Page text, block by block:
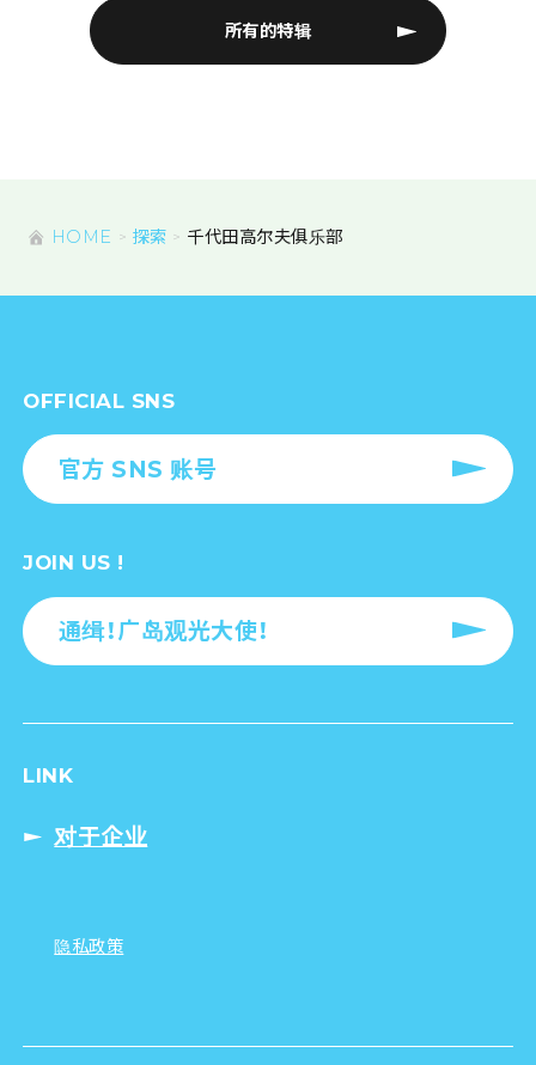
所有的特辑
HOME 探索 千代田高尔夫俱乐部
OFFICIAL SNS
官方 SNS 账号
JOIN US !
通缉！广岛观光大使！
LINK
对于企业
隐私政策